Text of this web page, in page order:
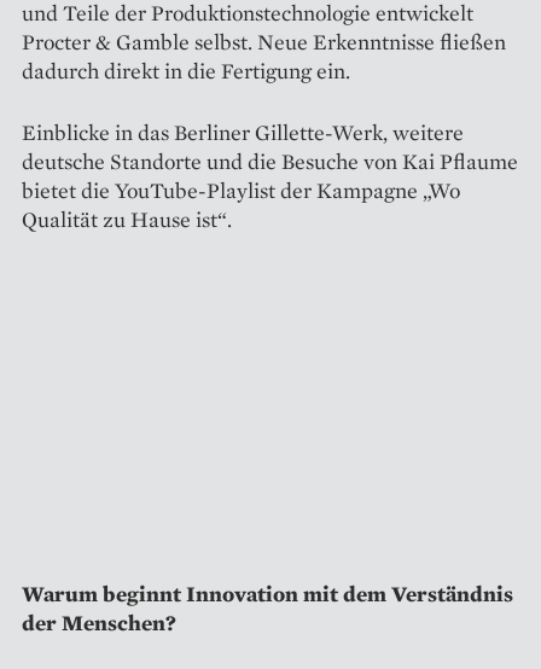
und Teile der Produktionstechnologie entwickelt
Procter & Gamble selbst. Neue Erkenntnisse fließen
dadurch direkt in die Fertigung ein.
Einblicke in das Berliner Gillette-Werk, weitere
deutsche Standorte und die Besuche von Kai Pflaume
bietet die YouTube-Playlist der Kampagne „Wo
Qualität zu Hause ist“.
Warum beginnt Innovation mit dem Verständnis
der Menschen?